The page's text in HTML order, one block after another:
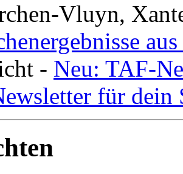
Vluyn,
- Neu: TAF-
für dein